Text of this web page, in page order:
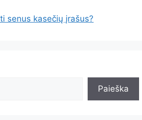
senus kasečių įrašus?
Paieška